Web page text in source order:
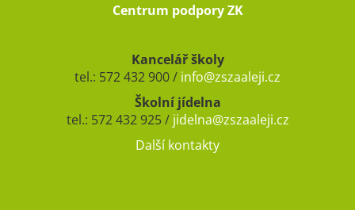
Centrum podpory ZK
Kancelář školy
tel.: 572 432 900 / info@zszaaleji.cz
Školní jídelna
tel.: 572 432 925 / jidelna@zszaaleji.cz
Další kontakty